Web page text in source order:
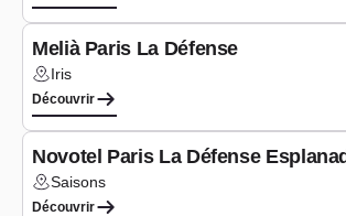
Melià Paris La Défense
Lieu :
Iris
Découvrir
Novotel Paris La Défense
Lieu :Saisons
Découvrir